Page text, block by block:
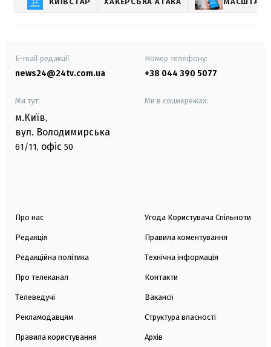
E-mail редакції
news24@24tv.com.ua
Номер телефону:
+38 044 390 5077
Ми тут:
м.Київ,
вул. Володимирська
61/11, офіс 50
Ми в соцмережах:
Про нас
Редакція
Редакційна політика
Про телеканал
Телеведучі
Рекламодавцям
Правила користування
Угода Користувача Спільноти
Правила коментування
Технічна інформація
Контакти
Вакансії
Структура власності
Архів